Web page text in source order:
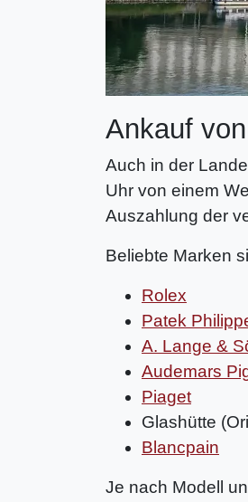
Ankauf
Auch in der
Uhr von einem
Auszahlung der
Beliebte Marken
Rolex
Patek
A. Lange &
Audemars
Piaget
Glashütte
Blancpain
Je nach Modell